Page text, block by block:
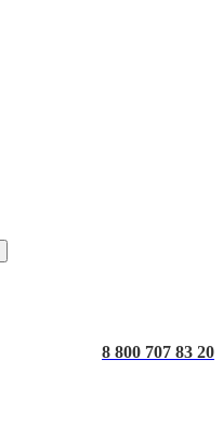
8 800 707 83 20